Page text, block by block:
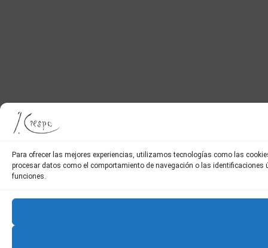
Para ofrecer las mejores experiencias, utilizamos tecnologías como las
procesar datos como el comportamiento de navegación o las
funciones.